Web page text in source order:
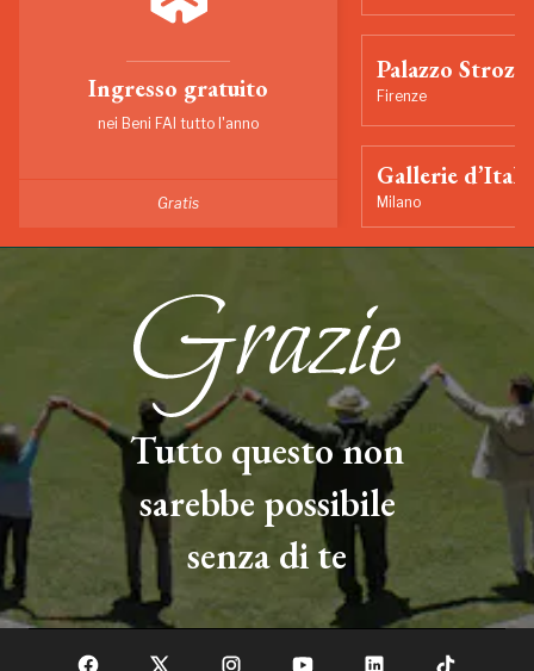
Ingresso gratuito
nei Beni FAI tutto l'anno
Gratis
Palazzo Strozzi
Firenze
Gallerie
Milano
Tutto questo non
sarebbe possibile
senza di te